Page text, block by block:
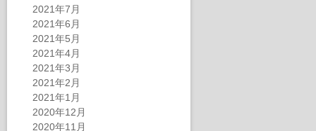
2021年7月
2021年6月
2021年5月
2021年4月
2021年3月
2021年2月
2021年1月
2020年12月
2020年11月